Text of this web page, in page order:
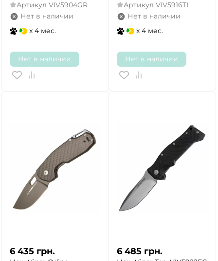
Артикул VIV5904GR
Нет в наличии
x 4 мес.
Нет в наличии
Артикул VIV5916TI
Нет в наличии
x 4 мес.
Нет в наличии
6 435 грн. 6 485 грн.